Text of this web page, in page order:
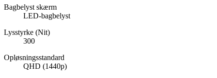
Bagbelyst skærm
LED-bagbelyst
Lysstyrke (Nit)
300
Opløsningsstandard
QHD (1440p)